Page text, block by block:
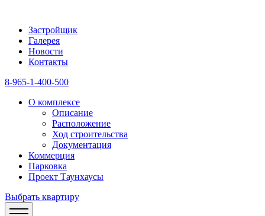
Застройщик
Галерея
Новости
Контакты
8-965-1-400-500
О комплексе
Описание
Расположение
Ход строительства
Документация
Коммерция
Парковка
Проект Таунхаусы
Выбрать квартиру